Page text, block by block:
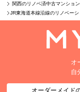
関西のリノベ済中古マンショ
JR東海道本線沿線のリノベー
オ
自
オーダーメイド